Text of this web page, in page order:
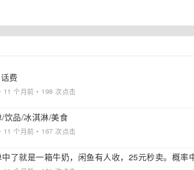
费
11 个月前 • 198 次点击
饮品/冰淇淋/美食
11 个月前 • 167 次点击
了就是一箱牛奶，闲鱼有人收，25元秒卖。概率